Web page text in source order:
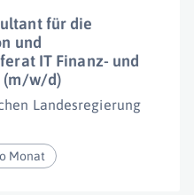
für die
und
IT Finanz- und
(m/w/d)
Landesregierung
Monat